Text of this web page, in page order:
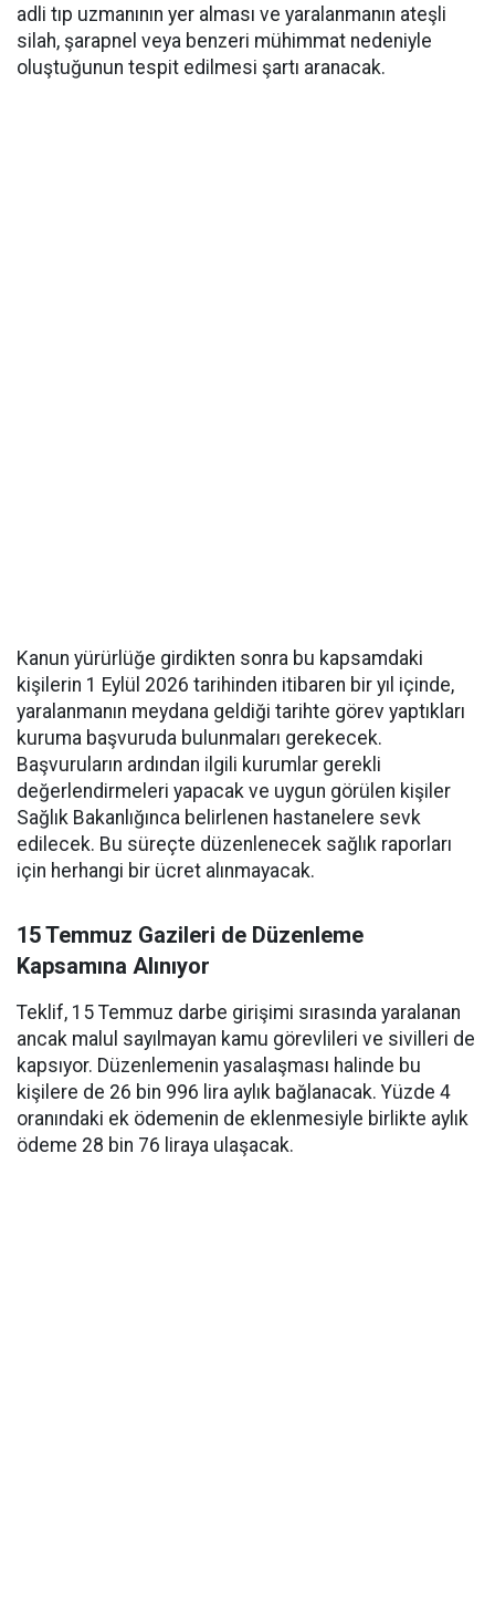
adli tıp uzmanının yer alması ve yaralanmanın ateşli
silah, şarapnel veya benzeri mühimmat nedeniyle
oluştuğunun tespit edilmesi şartı aranacak.
Kanun yürürlüğe girdikten sonra bu kapsamdaki
kişilerin 1 Eylül 2026 tarihinden itibaren bir yıl içinde,
yaralanmanın meydana geldiği tarihte görev yaptıkları
kuruma başvuruda bulunmaları gerekecek.
Başvuruların ardından ilgili kurumlar gerekli
değerlendirmeleri yapacak ve uygun görülen kişiler
Sağlık Bakanlığınca belirlenen hastanelere sevk
edilecek. Bu süreçte düzenlenecek sağlık raporları
için herhangi bir ücret alınmayacak.
15 Temmuz Gazileri de Düzenleme
Kapsamına Alınıyor
Teklif, 15 Temmuz darbe girişimi sırasında yaralanan
ancak malul sayılmayan kamu görevlileri ve sivilleri de
kapsıyor. Düzenlemenin yasalaşması halinde bu
kişilere de 26 bin 996 lira aylık bağlanacak. Yüzde 4
oranındaki ek ödemenin de eklenmesiyle birlikte aylık
ödeme 28 bin 76 liraya ulaşacak.